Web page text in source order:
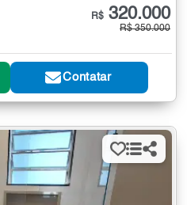
R$ 320.000
R$ 350.000
Contatar